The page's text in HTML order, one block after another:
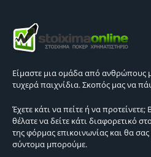
Είμαστε μια ομάδα από ανθρώπους
τυχερά παιχνίδια. Σκοπός μας να
Έχετε κάτι να πείτε ή να
θέλατε να δείτε κάτι διαφορετικό
της φόρμας επικοινωνίας και θα
σύντομα μπορούμε.